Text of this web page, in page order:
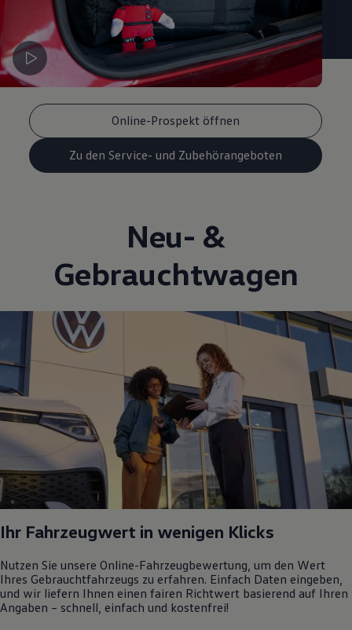
Online-Prospekt öffnen
Zu den Service- und Zubehörangeboten
Neu- &
Gebrauchtwagen
Ihr Fahrzeugwert in wenigen Klicks
Nutzen Sie unsere Online-Fahrzeugbewertung, um den Wert
Ihres Gebrauchtfahrzeugs zu erfahren. Einfach Daten eingeben,
und wir liefern Ihnen einen fairen Richtwert basierend auf Ihren
Angaben – schnell, einfach und kostenfrei!